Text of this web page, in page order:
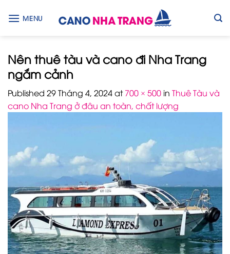
MENU
Nên thuê tàu và cano đi Nha Trang
ngắm cảnh
Published 29 Tháng 4, 2024at700 × 500 in Thuê Tàu và
cano Nha Trang ở đâu an toàn, chất lượng